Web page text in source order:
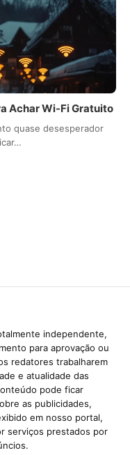
Achar Wi-Fi Gratuito
quase desesperador
independente,
para aprovação ou
redatores trabalharem
e atualidade das
pode ficar
as publicidades,
em nosso portal,
serviços prestados por